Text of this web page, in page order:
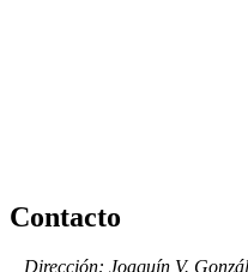
Contacto
Dirección: Joaquín V.